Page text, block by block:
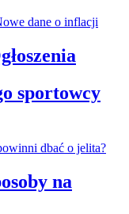
sportowcy
na